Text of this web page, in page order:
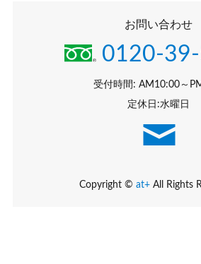
お問い合わせ
0120-
受付時間: AM10:00～
定休日:水曜日
Copyright © at+ All Rights